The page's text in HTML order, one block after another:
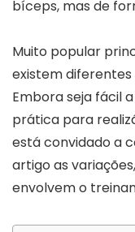
bíceps, mas de
Muito popular
existem
Embora seja fácil
prática para
está convidado a
artigo as
envolvem o